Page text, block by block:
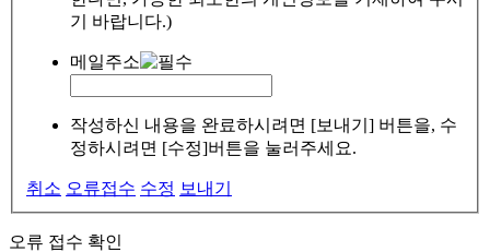
기 바랍니다.)
메일주소
작성하신 내용을 완료하시려면 [보내기] 버튼을, 수
정하시려면 [수정]버튼을 눌러주세요.
취소 오류접수 수정 보내기
오류 접수 확인